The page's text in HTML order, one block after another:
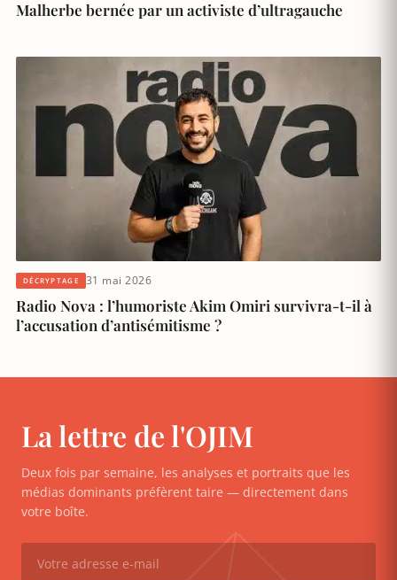
Malherbe bernée par un activiste d’ultragauche
DÉCRYPTAGE 31 mai 2026
Radio Nova : l’humoriste Akim Omiri survivra-t-il à
l’accusation d’antisémitisme ?
La lettre de l'OJIM
Deux fois par semaine, les analyses et portraits que les
médias dominants préfèrent taire — directement dans
votre boîte.